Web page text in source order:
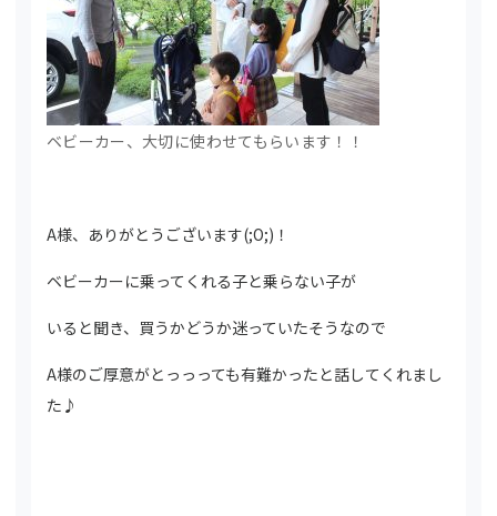
ベビーカー、大切に使わせてもらいます！！
A様、ありがとうございます(;O;)！
ベビーカーに乗ってくれる子と乗らない子が
いると聞き、買うかどうか迷っていたそうなので
A様のご厚意がとっっっても有難かったと話してくれまし
た♪